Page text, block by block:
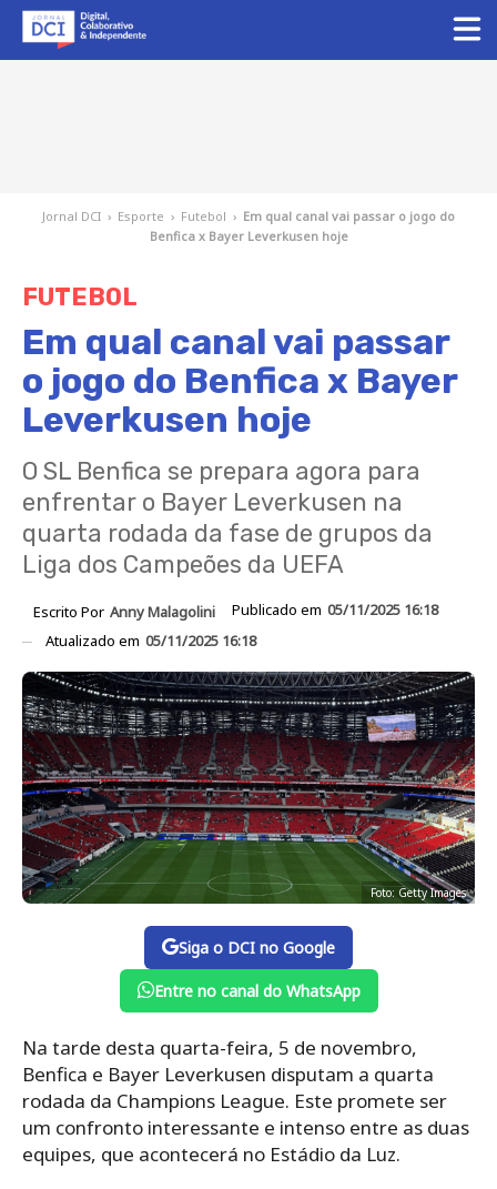
Jornal DCI › Esporte › Futebol › Em qual canal vai passar o jogo do
Benfica x Bayer Leverkusen hoje
FUTEBOL
Em qual canal vai passar
o jogo do Benfica x Bayer
Leverkusen hoje
O SL Benfica se prepara agora para
enfrentar o Bayer Leverkusen na
quarta rodada da fase de grupos da
Liga dos Campeões da UEFA
Escrito Por Anny Malagolini Publicado em 05/11/2025 16:18
Atualizado em 05/11/2025 16:18
Foto: Getty Images
Siga o DCI no Google
Entre no canal do WhatsApp
Na tarde desta quarta-feira, 5 de novembro,
Benfica e Bayer Leverkusen disputam a quarta
rodada da Champions League. Este promete ser
um confronto interessante e intenso entre as duas
equipes, que acontecerá no Estádio da Luz.